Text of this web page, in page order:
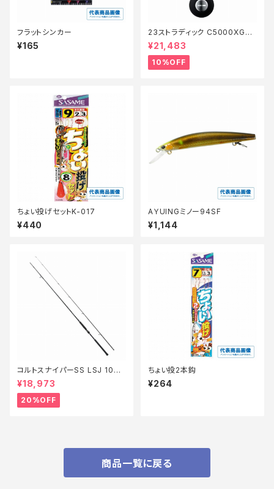
フラットシンカー
¥165
23ストラディック C5000XG
【継続セール_リール】【10】
¥21,483
10%OFF
ちょい投げセットK-017
¥440
AＹUINGミノー94SF
¥1,144
コルトスナイパーSS LSJ 100L
【特価ロッド】【20】
¥18,973
20%OFF
ちょい投2本鈎
¥264
商品一覧に戻る